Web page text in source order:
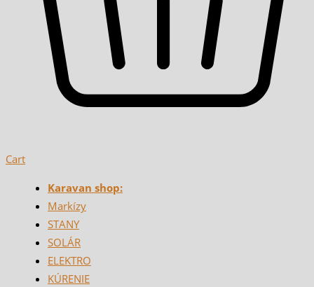
Cart
Karavan shop:
Markízy
STANY
SOLÁR
ELEKTRO
KÚRENIE